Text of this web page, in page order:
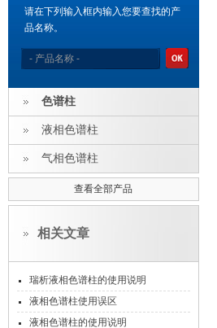
请在下列输入框内输入您要查找的产
品名称。
色谱柱
液相色谱柱
气相色谱柱
查看全部产品
相关文章
瑞析液相色谱柱的使用说明
液相色谱柱使用误区
液相色谱柱的使用说明